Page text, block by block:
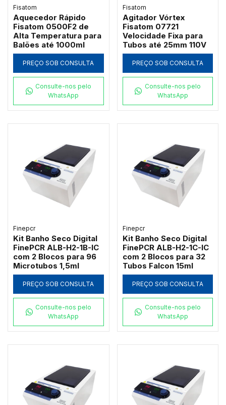
Fisatom
Aquecedor Rápido
Fisatom 0500F2 de
Alta Temperatura para
Balões até 1000ml
PREÇO SOB CONSULTA
Consulte-nos pelo
WhatsApp
Fisatom
Agitador Vórtex
Fisatom 07721
Velocidade Fixa para
Tubos até 25mm 110V
PREÇO SOB CONSULTA
Consulte-nos pelo
WhatsApp
Finepcr
Kit Banho Seco Digital
FinePCR ALB-H2-1B-IC
com 2 Blocos para 96
Microtubos 1,5ml
PREÇO SOB CONSULTA
Consulte-nos pelo
WhatsApp
Finepcr
Kit Banho Seco Digital
FinePCR ALB-H2-1C-IC
com 2 Blocos para 32
Tubos Falcon 15ml
PREÇO SOB CONSULTA
Consulte-nos pelo
WhatsApp